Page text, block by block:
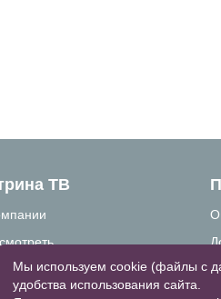
ТВ
связи
Мы используем cookie (файлы с
удобства использования сайта.